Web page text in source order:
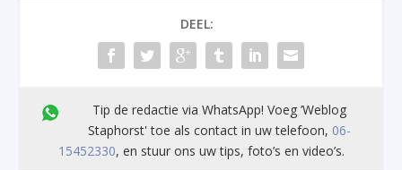
DEEL:
Tip de redactie via WhatsApp! Voeg ’Weblog
Staphorst' toe als contact in uw telefoon, 06-
15452330, en stuur ons uw tips, foto’s en video’s.